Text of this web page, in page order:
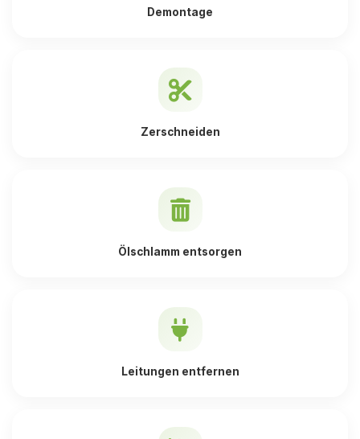
Demontage
Zerschneiden
Ölschlamm entsorgen
Leitungen entfernen